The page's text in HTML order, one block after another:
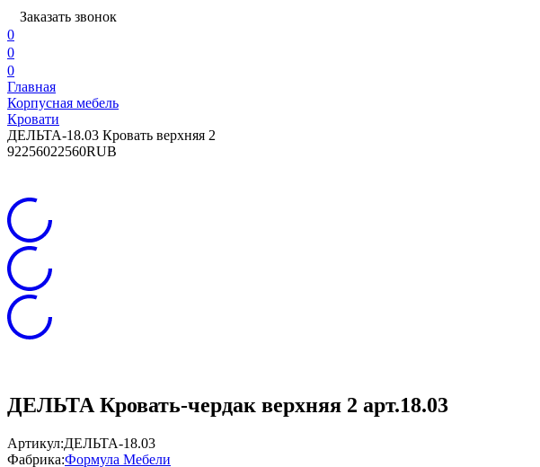
Заказать звонок
0
0
0
Главная
Корпусная мебель
Кровати
ДЕЛЬТА-18.03 Кровать верхняя 2
92256022560RUB
ДЕЛЬТА Кровать-чердак верхняя 2 арт.18.03
Артикул:ДЕЛЬТА-18.03
Фабрика:Формула Мебели